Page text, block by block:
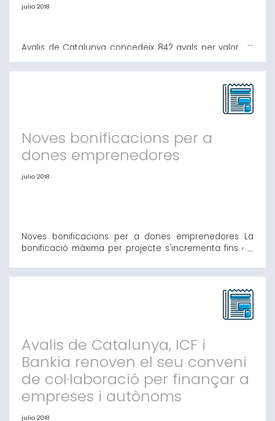
julio 2018
Avalis de Catalunya concedeix 842 avals per valor de
Més de 127 milions d'euros de finançament han arribat
a pimes i autònoms en els sis primers mesos de l'any
en compartir les operacions amb les entitats
financeres En la seva ferma aposta per les start-ups,
Noves bonificacions per a
dones emprenedores
julio 2018
Noves bonificacions per a dones emprenedores La
bonificació màxima per projecte s'incrementa fins als
línia per a les dones empresàries i emprenedores
bonificació màxima per projecte que passa de 500€ a
Avalis de Catalunya, ICF i
Bankia renoven el seu conveni
de col·laboració per finançar a
empreses i autònoms
julio 2018